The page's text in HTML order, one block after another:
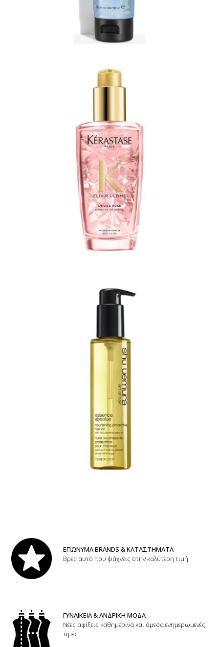
ΕΠΩΝΥΜΑ BRANDS & ΚΑΤΑΣΤΗΜΑΤΑ
Βρες αυτό που ψάχνεις στην καλύτερη τιμή
ΓΥΝΑΙΚΕΙΑ & ΑΝΔΡΙΚΗ ΜΟΔΑ
Νέες αφίξεις καθημερινά και άμεσα ενημερωμενές
τιμές